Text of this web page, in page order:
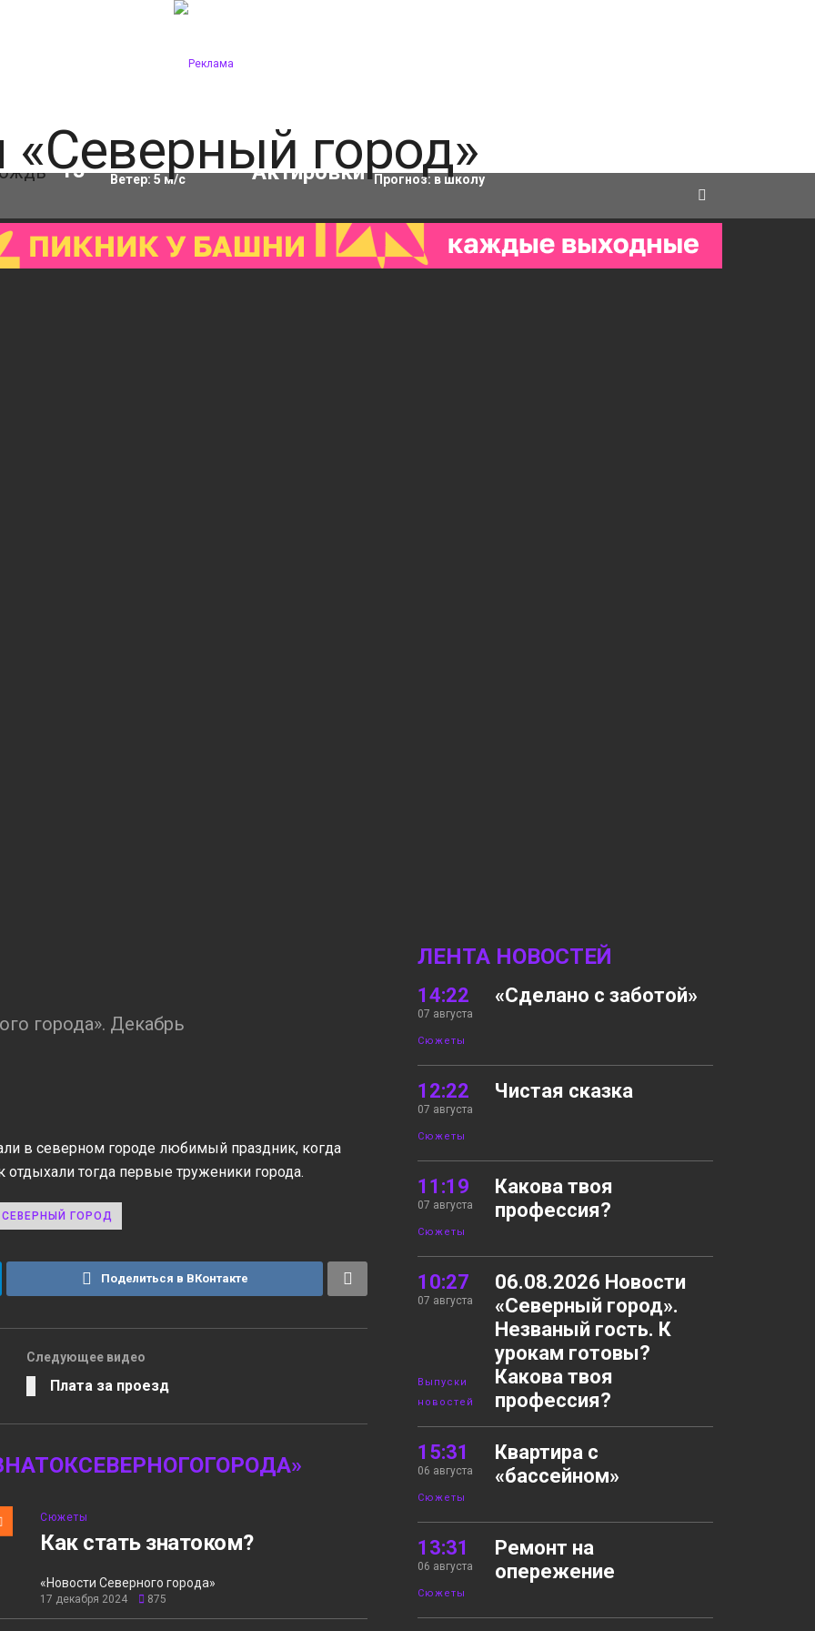
13°C Влажность:69
Ветер: 5 м/с
Актировки
Прогноз: в школу
города». Декабрь
в северном городе любимый праздник, когда
отдыхали тогда первые труженики города.
ГОРОД
Поделиться в ВКонтакте
Следующее видео
Плата за проезд
Сюжеты
Как стать знатоком?
«Новости Северного города»
17 декабря 2024 875
ЛЕНТА НОВОСТЕЙ
14:22
07 августа
Сюжеты
«Сделано с заботой»
12:22
07 августа
Сюжеты
Чистая сказка
11:19
07 августа
Сюжеты
Какова твоя
профессия?
10:27
07 августа
Выпуски
новостей
06.08.2026 Новости
«Северный город».
Незваный гость. К
урокам готовы?
Какова твоя
профессия?
15:31
06 августа
Сюжеты
Квартира с
«бассейном»
13:31
06 августа
Сюжеты
Ремонт на
опережение